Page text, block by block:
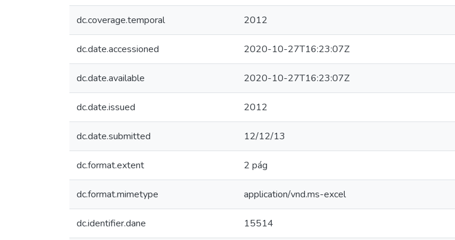
dc.coverage.temporal 2012
dc.date.accessioned 2020-10-27T16:23:07Z
dc.date.available 2020-10-27T16:23:07Z
dc.date.issued 2012
dc.date.submitted 12/12/13
dc.format.extent 2 pág
dc.format.mimetype application/vnd.ms-excel
dc.identifier.dane 15514